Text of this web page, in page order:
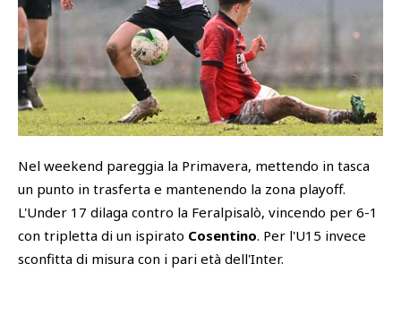
Calendari e Risultati
Classifiche
Academy
Cattedra Universidad Europea
Esports
MEETING CENTER
SPONSOR
SQUADRE
SHOP
PHOTOGALLERY
Nel weekend pareggia la Primavera, mettendo in tasca
un punto in trasferta e mantenendo la zona playoff.
L'Under 17 dilaga contro la Feralpisalò, vincendo per 6-1
con tripletta di un ispirato Cosentino. Per l'U15 invece
sconfitta di misura con i pari età dell'Inter.